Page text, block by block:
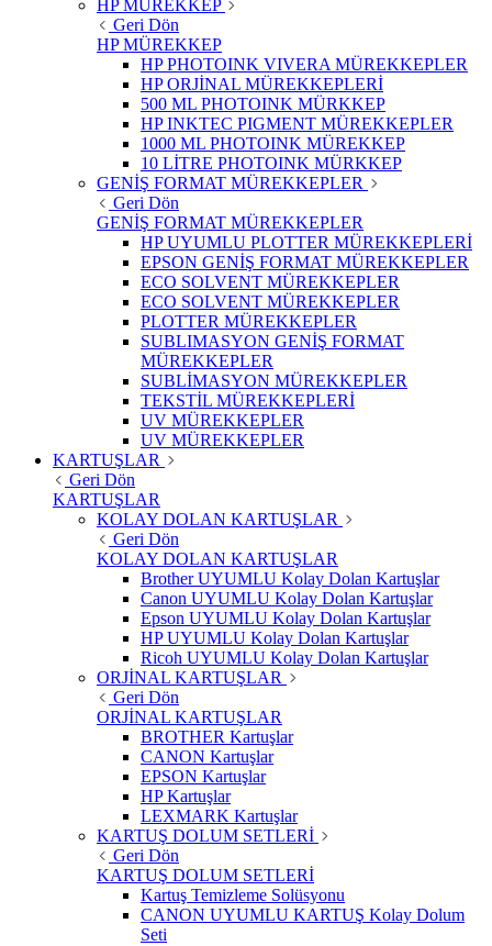
HP MÜREKKEP
Geri Dön
HP MÜREKKEP
HP PHOTOINK VIVERA MÜREKKEPLER
HP ORJİNAL MÜREKKEPLERİ
500 ML PHOTOINK MÜRKKEP
HP INKTEC PIGMENT MÜREKKEPLER
1000 ML PHOTOINK MÜREKKEP
10 LİTRE PHOTOINK MÜRKKEP
GENİŞ FORMAT MÜREKKEPLER
Geri Dön
GENİŞ FORMAT MÜREKKEPLER
HP UYUMLU PLOTTER MÜREKKEPLERİ
EPSON GENİŞ FORMAT MÜREKKEPLER
ECO SOLVENT MÜREKKEPLER
ECO SOLVENT MÜREKKEPLER
PLOTTER MÜREKKEPLER
SUBLIMASYON GENİŞ FORMAT
MÜREKKEPLER
SUBLİMASYON MÜREKKEPLER
TEKSTİL MÜREKKEPLERİ
UV MÜREKKEPLER
UV MÜREKKEPLER
KARTUŞLAR
Geri Dön
KARTUŞLAR
KOLAY DOLAN KARTUŞLAR
Geri Dön
KOLAY DOLAN KARTUŞLAR
Brother UYUMLU Kolay Dolan Kartuşlar
Canon UYUMLU Kolay Dolan Kartuşlar
Epson UYUMLU Kolay Dolan Kartuşlar
HP UYUMLU Kolay Dolan Kartuşlar
Ricoh UYUMLU Kolay Dolan Kartuşlar
ORJİNAL KARTUŞLAR
Geri Dön
ORJİNAL KARTUŞLAR
BROTHER Kartuşlar
CANON Kartuşlar
EPSON Kartuşlar
HP Kartuşlar
LEXMARK Kartuşlar
KARTUŞ DOLUM SETLERİ
Geri Dön
KARTUŞ DOLUM SETLERİ
Kartuş Temizleme Solüsyonu
CANON UYUMLU KARTUŞ Kolay Dolum
Seti